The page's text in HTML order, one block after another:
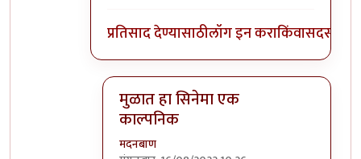
प्रतिसाद देण्यासाठीलॉग इन कराकिंवासदस्य व्हा
मुळात हा सिनेमा एक
काल्पनिक
मदनबाण